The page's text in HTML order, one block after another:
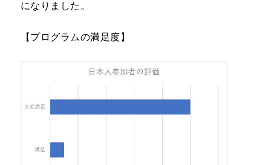
になりました。
【プログラムの満足度】